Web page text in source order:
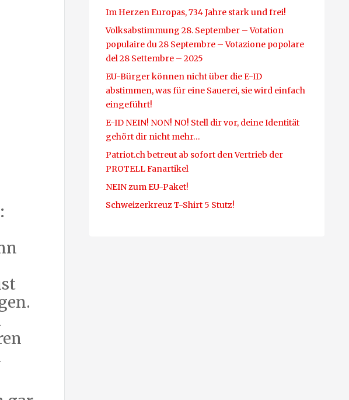
Im Herzen Europas, 734 Jahre stark und frei!
Volksabstimmung 28. September – Votation
populaire du 28 Septembre – Votazione popolare
del 28 Settembre – 2025
EU-Bürger können nicht über die E-ID
abstimmen, was für eine Sauerei, sie wird einfach
eingeführt!
E-ID NEIN! NON! NO! Stell dir vor, deine Identität
gehört dir nicht mehr…
Patriot.ch betreut ab sofort den Vertrieb der
PROTELL Fanartikel
NEIN zum EU-Paket!
Schweizerkreuz T-Shirt 5 Stutz!